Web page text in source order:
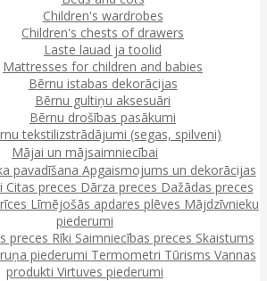
Children's wardrobes
Children's chests of drawers
Laste lauad ja toolid
Mattresses for children and babies
Bērnu istabas dekorācijas
Bērnu gultiņu aksesuāri
Bērnu drošības pasākumi
tekstilizstrādājumi (segas, spilveni)
Mājai un mājsaimniecībai
pavadīšana Apgaismojums un dekorācijas
Citas preces Dārza preces Dažādas preces
Līmējošās apdares plēves Mājdzīvnieku
piederumi
preces Rīki Saimniecības preces Skaistums
piederumi Termometri Tūrisms Vannas
produkti Virtuves piederumi